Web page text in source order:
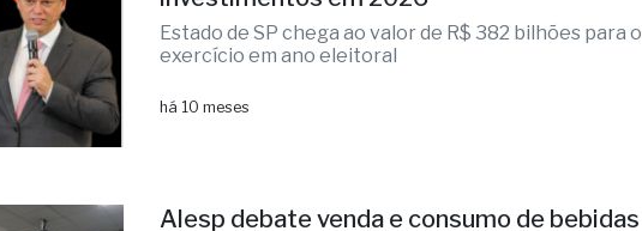
Estado de SP chega ao valor de R$ 382 bilhões para o
exercício em ano eleitoral
há 10 meses
Alesp debate venda e consumo de bebidas